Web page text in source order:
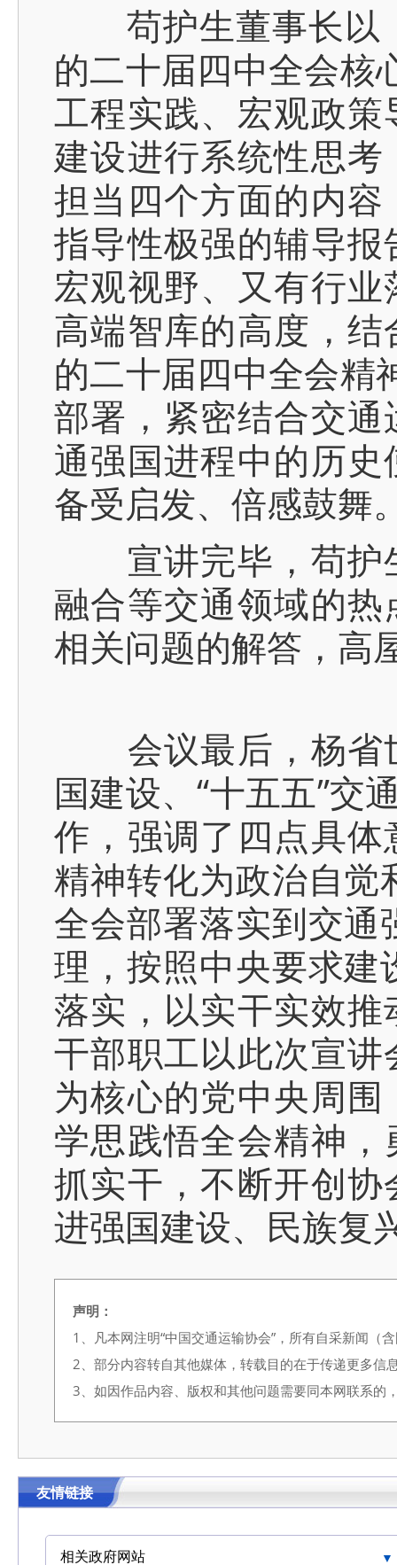
苟护生董事长以
的二十届四中全会核
工程实践、宏观政
建设进行系统性思
担当四个方面的内
指导性极强的辅导
宏观视野、又有行
高端智库的高度，
的二十届四中全会精
部署，紧密结合交
通强国进程中的历
备受启发、倍感鼓舞
宣讲完毕，苟护
融合等交通领域的
相关问题的解答，高
会议最后，杨省
国建设、“十五五”交
作，强调了四点具
精神转化为政治自
全会部署落实到交
理，按照中央要求
落实，以实干实效
干部职工以此次宣
为核心的党中央周
学思践悟全会精神
抓实干，不断开创
进强国建设、民族复
声明：
1、凡本网注明“中国交通运输协会”，所有自采新闻（
2、部分内容转自其他媒体，转载目的在于传递更多信
3、如因作品内容、版权和其他问题需要同本网联系
友情链接
相关政府网站